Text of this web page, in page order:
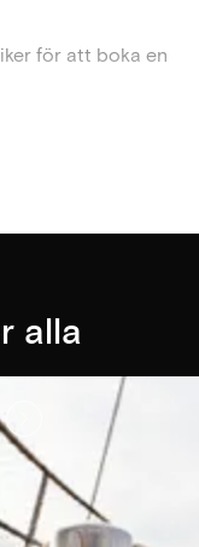
för att boka en
alla